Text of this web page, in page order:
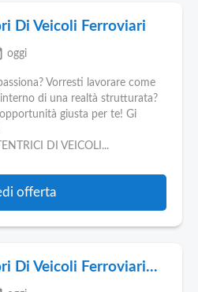
Di Veicoli Ferroviari
oggi
Vorresti lavorare come
di una realtà strutturata?
giusta per te! Gi
DI VEICOLI...
offerta
Di Veicoli Ferroviari...